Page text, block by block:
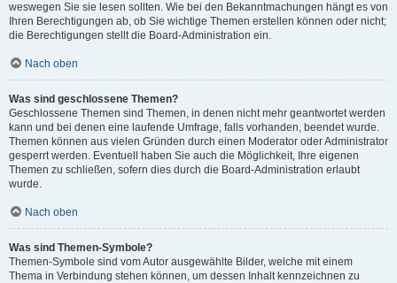
weswegen Sie sie lesen sollten. Wie bei den Bekanntmachungen hängt es von
Ihren Berechtigungen ab, ob Sie wichtige Themen erstellen können oder nicht;
die Berechtigungen stellt die Board-Administration ein.
Nach oben
Was sind geschlossene Themen?
Geschlossene Themen sind Themen, in denen nicht mehr geantwortet werden
kann und bei denen eine laufende Umfrage, falls vorhanden, beendet wurde.
Themen können aus vielen Gründen durch einen Moderator oder Administrator
gesperrt werden. Eventuell haben Sie auch die Möglichkeit, Ihre eigenen
Themen zu schließen, sofern dies durch die Board-Administration erlaubt
wurde.
Nach oben
Was sind Themen-Symbole?
Themen-Symbole sind vom Autor ausgewählte Bilder, welche mit einem
Thema in Verbindung stehen können, um dessen Inhalt kennzeichnen zu